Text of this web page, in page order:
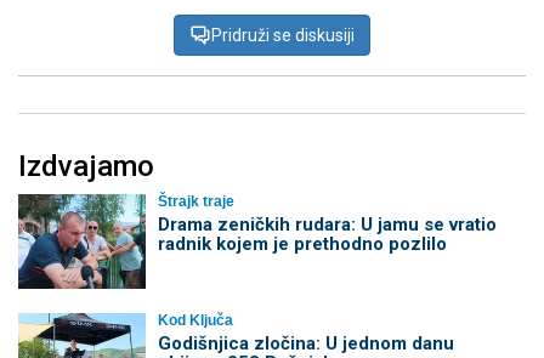
Pridruži se diskusiji
Izdvajamo
Štrajk traje
Drama zeničkih rudara: U jamu se vratio
radnik kojem je prethodno pozlilo
Kod Ključa
Godišnjica zločina: U jednom danu